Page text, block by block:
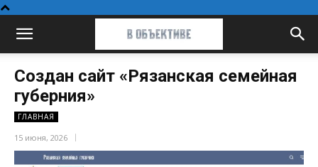
Создан сайт «Рязанская семейная
губерния»
ГЛАВНАЯ
15 июня, 2026